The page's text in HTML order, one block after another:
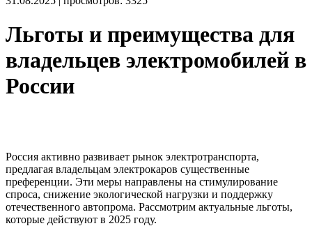
Льготы и преимущества для
владельцев электромобилей в
России
Россия активно развивает рынок электротранспорта,
предлагая владельцам электрокаров существенные
преференции. Эти меры направлены на стимулирование
спроса, снижение экологической нагрузки и поддержку
отечественного автопрома. Рассмотрим актуальные льготы,
которые действуют в 2025 году.